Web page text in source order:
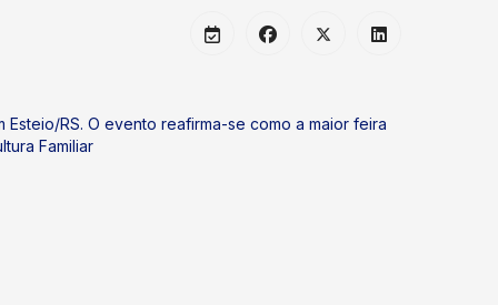
RS. O evento reafirma-se como a maior feira
Familiar